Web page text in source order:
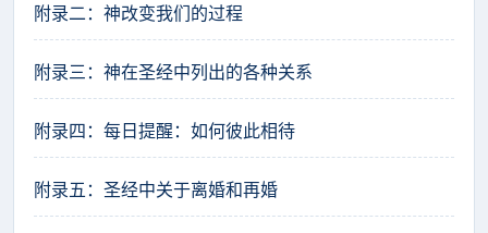
附录二：神改变我们的过程
附录三：神在圣经中列出的各种关系
附录四：每日提醒：如何彼此相待
附录五：圣经中关于离婚和再婚